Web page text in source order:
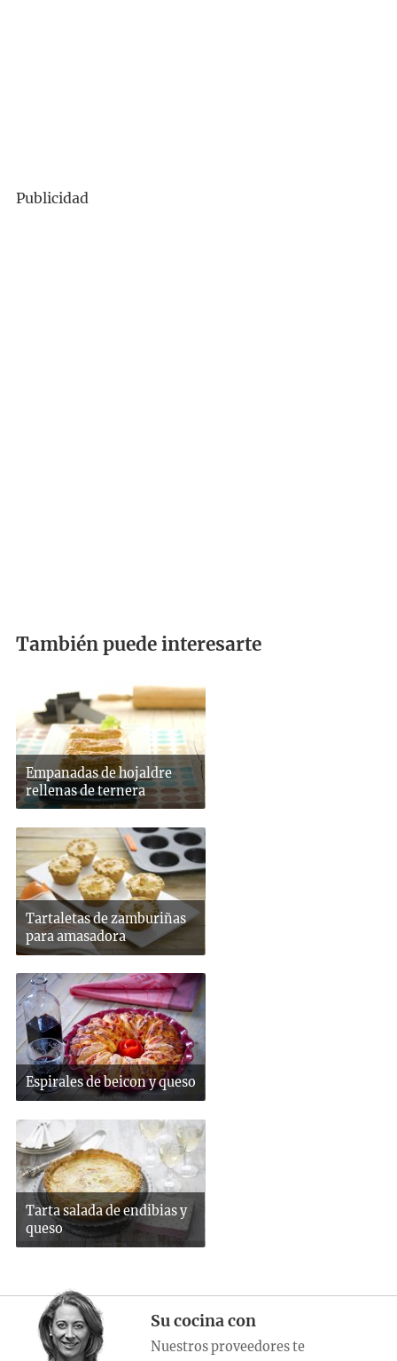
Publicidad
También puede interesarte
Empanadas de hojaldre
rellenas de ternera
Tartaletas de zamburiñas
para amasadora
Espirales de beicon y queso
Tarta salada de endibias y
queso
Su cocina con
Nuestros proveedores te